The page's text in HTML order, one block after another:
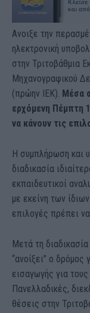
Ανοιξε την
ηλεκτρονική
στην Τριτοβάθμια
Μηχανογραφικού
(πρώην ΙΕΚ). Μέσα
ερχόμενη Πέμπτη
να κάνουν τις
Η συμπλήρωση και
διαδικασία
εκπαιδευτικοί
με εκείνη των
επιλογές πρέπει
Μετά τη
“ανοίξει” ο
εισαγωγής για
Πανελλαδικές,
θέσεις στην